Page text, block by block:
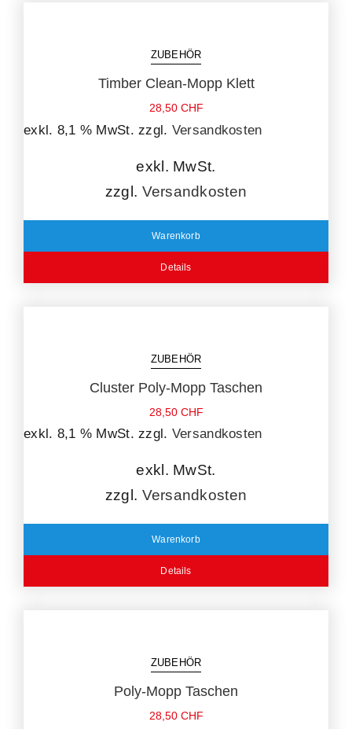
ZUBEHÖR
Timber Clean-Mopp Klett
28,50 CHF
exkl. 8,1 % MwSt. zzgl. Versandkosten
exkl. MwSt.
zzgl. Versandkosten
Warenkorb
Details
ZUBEHÖR
Cluster Poly-Mopp Taschen
28,50 CHF
exkl. 8,1 % MwSt. zzgl. Versandkosten
exkl. MwSt.
zzgl. Versandkosten
Warenkorb
Details
ZUBEHÖR
Poly-Mopp Taschen
28,50 CHF